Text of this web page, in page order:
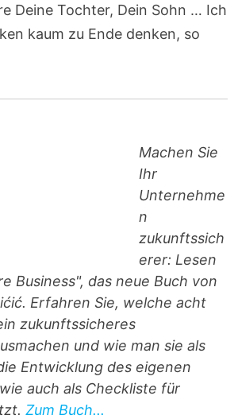
Deine Tochter, Dein Sohn … Ich
kaum zu Ende denken, so
Machen Sie
Ihr
Unternehme
n
zukunftssich
erer: Lesen
Business", das neue Buch von
Erfahren Sie, welche acht
zukunftssicheres
und wie man sie als
Entwicklung des eigenen
auch als Checkliste für
Zum Buch...